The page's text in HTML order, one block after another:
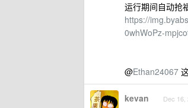
运行期间自动抢
https://
0whWoPz-
@Ethan24067
kevan Dec 16,